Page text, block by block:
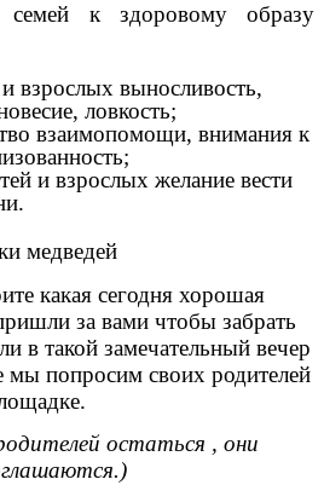
семей к здоровому образу
взрослых выносливость,
ловкость;
взаимопомощи, внимания к
и взрослых желание вести
медведей
какая сегодня хорошая
за вами чтобы забрать
в такой замечательный вечер
мы попросим своих родителей
остаться , они